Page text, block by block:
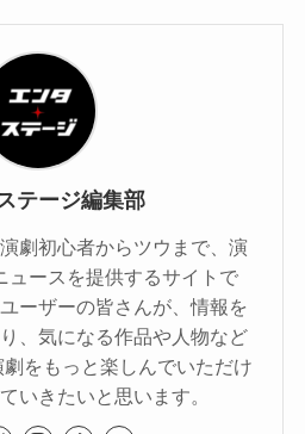
テージ編集部
劇初心者からツウまで、演
ュースを提供するサイトで
ーザーの皆さんが、情報を
、気になる作品や人物など
をもっと楽しんでいただけ
いきたいと思います。